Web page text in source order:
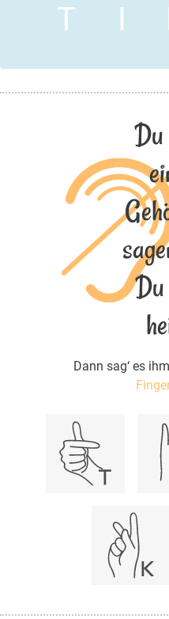
T I
Dann sag‘ es